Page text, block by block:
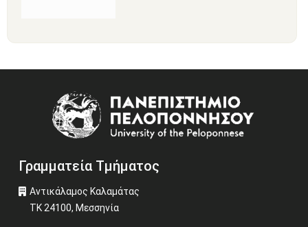
Γραμματεία Τμήματος
Αντικάλαμος Καλαμάτας
ΤΚ 24100, Μεσσηνία